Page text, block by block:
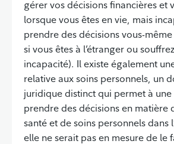
gérer vos décisions financières et
lorsque vous êtes en vie, mais
prendre des décisions vous-
si vous êtes à l’étranger ou
incapacité). Il existe également
relative aux soins personnels, un
juridique distinct qui permet à
prendre des décisions en matière
santé et de soins personnels dans
elle ne serait pas en mesure de le